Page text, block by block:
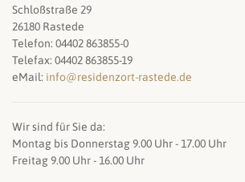
Schloßstraße 29
26180 Rastede
Telefon: 04402 863855-0
Telefax: 04402 863855-19
eMail: info@residenzort-rastede.de
Wir sind für Sie da:
Montag bis Donnerstag 9.00 Uhr - 17.00 Uhr
Freitag 9.00 Uhr - 16.00 Uhr